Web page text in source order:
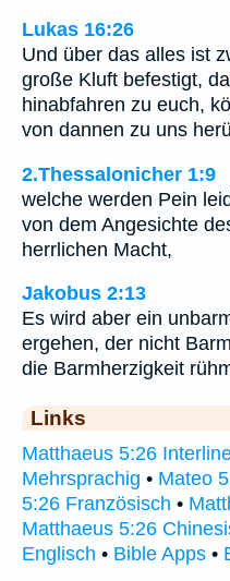
Lukas 16:26
Und über das alles ist
große Kluft befestigt,
hinabfahren zu euch,
von dannen zu uns
2.Thessalonicher 1:9
welche werden Pein
von dem Angesichte
herrlichen Macht,
Jakobus 2:13
Es wird aber ein
ergehen, der nicht
die Barmherzigkeit
Links
Matthaeus 5:26
Mehrsprachig • Mateo
5:26 Französisch •
Matthaeus 5:26
Englisch • Bible Apps •